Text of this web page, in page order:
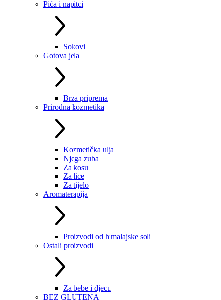
Pića i napitci
Sokovi
Gotova jela
Brza priprema
Prirodna kozmetika
Kozmetička ulja
Njega zuba
Za kosu
Za lice
Za tijelo
Aromaterapija
Proizvodi od himalajske soli
Ostali proizvodi
Za bebe i djecu
BEZ GLUTENA